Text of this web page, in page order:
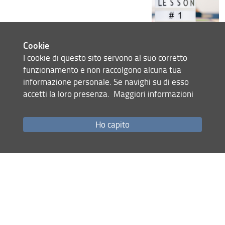
QUANDO: MERCOLEDì 12 ORE 16.15
DOVE : PLESSO DIDATTICO MORGAGNI-
AULA 215
06 Marzo 2025 (Archiviata
Condividi
Cookie
I cookie di questo sito servono al suo corretto
funzionamento e non raccolgono alcuna tua
informazione personale. Se navighi su di esso
accetti la loro presenza. Maggiori informazioni
Ho capito